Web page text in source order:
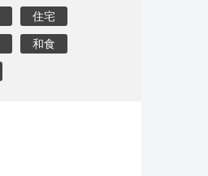
住宅
和食